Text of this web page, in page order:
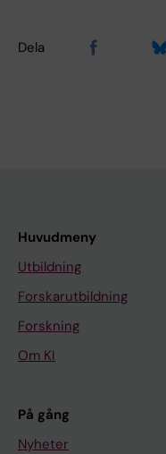
Dela
Huvudmeny
Utbildning
Forskarutbildning
Forskning
Om KI
På gång
Nyheter